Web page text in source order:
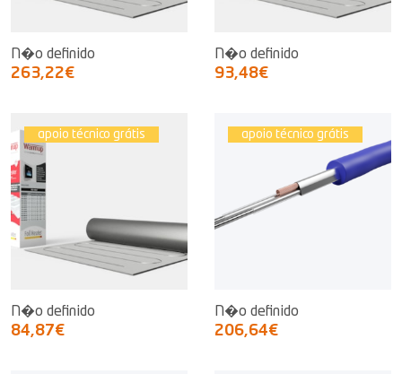
N�o definido
263,22€
N�o definido
93,48€
apoio técnico grátis
N�o definido
84,87€
apoio técnico grátis
N�o definido
206,64€